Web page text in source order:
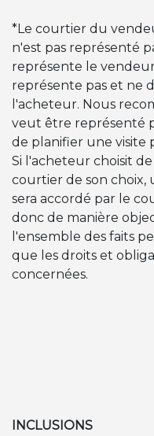
*Le courtier du
n'est pas représenté
représente le
représente pas et ne
l'acheteur. Nous
veut être représenté
de planifier une visite
Si l'acheteur choisit
courtier de son
sera accordé par le
donc de manière
l'ensemble des faits
que les droits et
concernées.
INCLUSIONS